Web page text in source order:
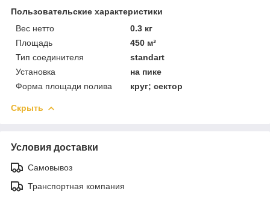
Пользовательские характеристики
Вес нетто
0.3 кг
Площадь
450 м³
Тип соединителя
standart
Установка
на пике
Форма площади полива
круг; сектор
Скрыть
Условия доставки
Самовывоз
Транспортная компания